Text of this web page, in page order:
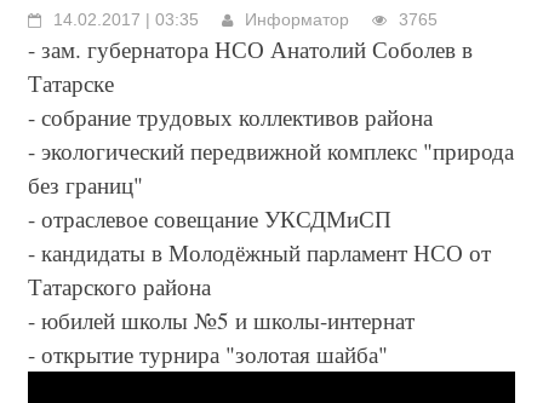
14.02.2017 | 03:35 Информатор 3765
- зам. губернатора НСО Анатолий Соболев в
Татарске
- собрание трудовых коллективов района
- экологический передвижной комплекс "природа
без границ"
- отраслевое совещание УКСДМиСП
- кандидаты в Молодёжный парламент НСО от
Татарского района
- юбилей школы №5 и школы-интернат
- открытие турнира "золотая шайба"